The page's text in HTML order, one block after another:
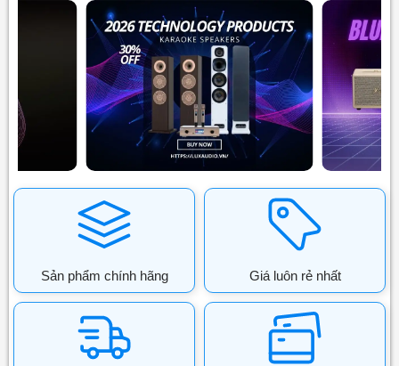
Sản phẩm chính hãng Giá luôn rẻ nhất